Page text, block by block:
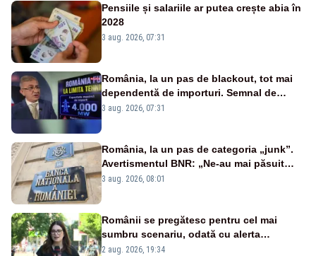
Pensiile și salariile ar putea crește abia în
2028
3 aug. 2026, 07:31
România, la un pas de blackout, tot mai
dependentă de importuri. Semnal de
alarmă tras de un expert în energie
3 aug. 2026, 07:31
România, la un pas de categoria „junk”.
Avertismentul BNR: „Ne-au mai păsuit
pentru câteva luni”
3 aug. 2026, 08:01
Românii se pregătesc pentru cel mai
sumbru scenariu, odată cu alerta
energetică
2 aug. 2026, 19:34